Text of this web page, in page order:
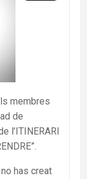
membres
de
l’ITINERARI
has creat